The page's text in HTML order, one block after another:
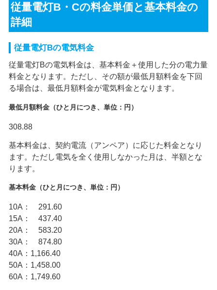
従量電灯B・Cの料金単価と基本料金の
詳細
従量電灯Bの電気料金
従量電灯Bの電気料金は、基本料金＋使用した分の電力量
料金となります。ただし、その額が最低月額料金を下回
る場合は、最低月額料金が電気料金となります。
最低月額料金（ひと月につき、単位：円）
308.88
基本料金は、契約電流（アンペア）に応じた料金となり
ます。ただし電気を全く使用しなかった月は、半額とな
ります。
基本料金（ひと月につき、単位：円）
10A： 291.60
15A： 437.40
20A： 583.20
30A： 874.80
40A：1,166.40
50A：1,458.00
60A：1,749.60